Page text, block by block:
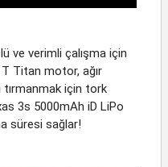
ve verimli çalışma için
Titan motor, ağır
tırmanmak için tork
3s 5000mAh iD LiPo
süresi sağlar!